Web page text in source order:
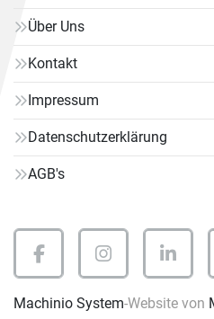
Über Uns
Kontakt
Impressum
Datenschutzerklärung
AGB's
facebookinstagram
Machinio System-Website von